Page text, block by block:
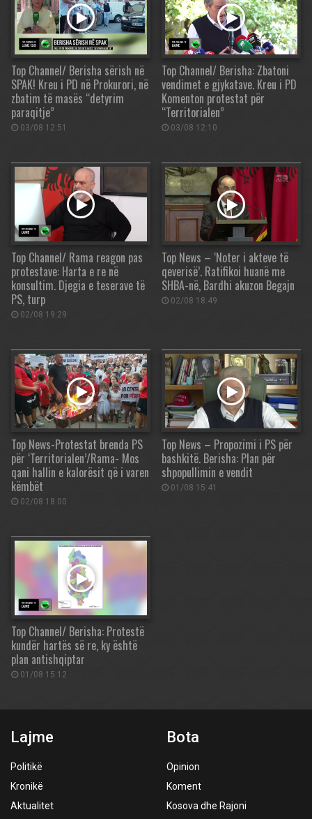
Top Channel/ Berisha sërish në
SPAK! Kreu i PD në Prokurori, në
zbatim të masës “detyrim
paraqitje”
03/08 12:51
Top Channel/ Berisha: Zbatoni
vendimet e gjykatave. Kreu i PD
Komenton protestat për
“Territorialen”
03/08 12:10
Top Channel/ Rama reagon pas
protestave: Harta e re në
konsultim. Djegia e teserave të
PS, turp
02/08 19:29
Top News – ‘Noter i akteve të
qeverisë’. Ratifikoi huanë me
SHBA-në, Bardhi akuzon Begajn
02/08 18:49
Top News-Protestat brenda PS
për ‘Territorialen’/Rama- Mos
qani hallin e kalorësit që i varen
këmbët
02/08 18:00
Top News – Propozimi i PS për
bashkitë. Berisha: Plan për
shpopullimin e vendit
01/08 15:41
Top Channel/ Berisha: Protestë
kundër hartës së re, ky është
plan antishqiptar
01/08 15:12
Lajme
Politikë
Kronikë
Aktualitet
Bota
Opinion
Koment
Kosova dhe Rajoni